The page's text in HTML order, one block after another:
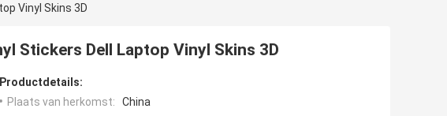
Vinyl Skins 3D
Stickers Dell Laptop Vinyl Skins 3D
Productdetails:
Plaats van herkomst:
China